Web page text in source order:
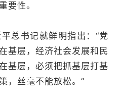
要性。
书记就鲜明指出：“党
基层，经济社会发展和民
基层，必须把抓基层打基
，丝毫不能放松。”